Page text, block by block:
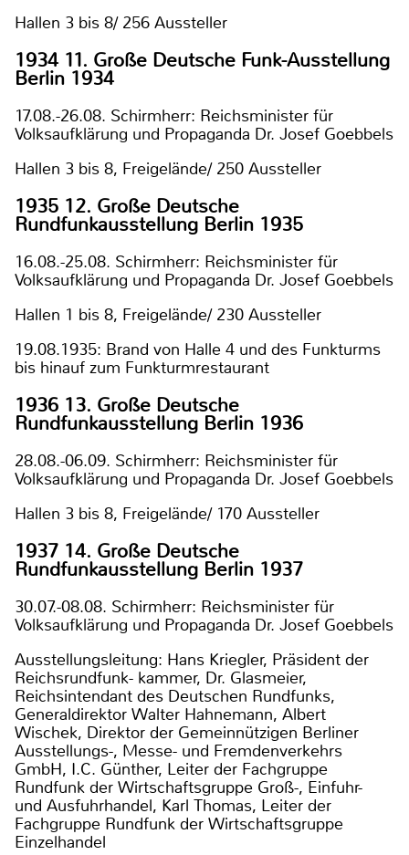
Hallen 3 bis 8/ 256 Aussteller
1934 11. Große Deutsche Funk-Ausstellung
Berlin 1934
17.08.-26.08. Schirmherr: Reichsminister für
Volksaufklärung und Propaganda Dr. Josef Goebbels
Hallen 3 bis 8, Freigelände/ 250 Aussteller
1935 12. Große Deutsche
Rundfunkausstellung Berlin 1935
16.08.-25.08. Schirmherr: Reichsminister für
Volksaufklärung und Propaganda Dr. Josef Goebbels
Hallen 1 bis 8, Freigelände/ 230 Aussteller
19.08.1935: Brand von Halle 4 und des Funkturms
bis hinauf zum Funkturmrestaurant
1936 13. Große Deutsche
Rundfunkausstellung Berlin 1936
28.08.-06.09. Schirmherr: Reichsminister für
Volksaufklärung und Propaganda Dr. Josef Goebbels
Hallen 3 bis 8, Freigelände/ 170 Aussteller
1937 14. Große Deutsche
Rundfunkausstellung Berlin 1937
30.07.-08.08. Schirmherr: Reichsminister für
Volksaufklärung und Propaganda Dr. Josef Goebbels
Ausstellungsleitung: Hans Kriegler, Präsident der
Reichsrundfunk- kammer, Dr. Glasmeier,
Reichsintendant des Deutschen Rundfunks,
Generaldirektor Walter Hahnemann, Albert
Wischek, Direktor der Gemeinnützigen Berliner
Ausstellungs-, Messe- und Fremdenverkehrs
GmbH, I.C. Günther, Leiter der Fachgruppe
Rundfunk der Wirtschaftsgruppe Groß-, Einfuhr-
und Ausfuhrhandel, Karl Thomas, Leiter der
Fachgruppe Rundfunk der Wirtschaftsgruppe
Einzelhandel